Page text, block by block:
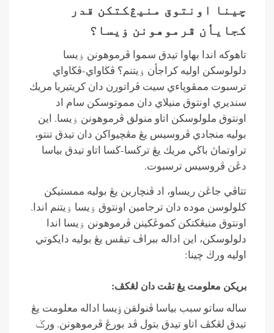
چينا اونتوق منيڠكتكن قدر
كجايأن ڤرموهونن ۏيسا؟
تاهوكه اندا بهاوا تيدق سموا ڤرموهونن ۏيسا
دلولوسكن اوليه كراجأن ۏيتنم؟ ڤڬاواي-ڤڬاواي
ترسبوت ممڤوڽاءي سيت ڤراتورن دان كريتيريا مريك
سنديري اونتوق منيلاي دان مموتوسكن سام اد
اونتوق ملولوسكن اتاو منولق ڤرموهونن ۏيسا. اين
بوليه منجادي ڤروسيس يڠ مڠچيواكن دان تيدق تنتو،
تراوتماڽ باڬي مريك يڠ ترڬسا-ڬسا اتاو تيدق بياسا
دڠن ڤروسيس ترسبوت.
تتاڤي جاڠن ريساو، اد ڤنچارين ​​يڠ بوليه ممستيكن
كلولوسن موده دان ترجامين اونتوق ۏيسا ۏيتنم اندا.
اونتوق منيڠكتكن كموڠكينن ڤرموهونن ۏيسا اندا
دلولوسكن، اين اداله ببراڤ تيڤس يڠ بوليه دايكوتي
اوليه ورڬ چينا:
بريكن معلومت يڠ تڤت دان لڠكڤ:
ساله ساتو سبب بياسا ڤنولقن ۏيسا اداله معلومت يڠ
تيدق لڠكڤ اتاو تيدق بتول ڤد بورڠ ڤرموهونن. ورݢ